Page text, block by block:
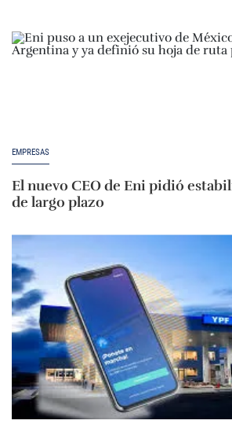
EMPRESAS
El nuevo CEO de Eni pidió
de largo plazo